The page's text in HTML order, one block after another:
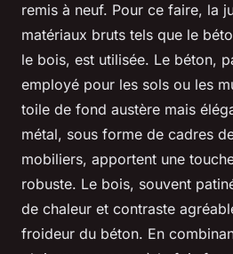
remis à neuf. Pour ce faire, la
matériaux bruts tels que le
le bois, est utilisée. Le béton,
employé pour les sols ou les
toile de fond austère mais
métal, sous forme de cadres
mobiliers, apportent une
robuste. Le bois, souvent
de chaleur et contraste
froideur du béton. En